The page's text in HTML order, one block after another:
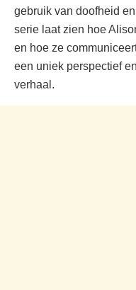
gebruik van doofheid
serie laat zien hoe
en hoe ze
een uniek perspectief
verhaal.